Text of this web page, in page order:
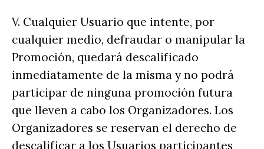
V. Cualquier Usuario que intente, por
cualquier medio, defraudar o manipular la
Promoción, quedará descalificado
inmediatamente de la misma y no podrá
participar de ninguna promoción futura
que lleven a cabo los Organizadores. Los
Organizadores se reservan el derecho de
descalificar a los Usuarios participantes